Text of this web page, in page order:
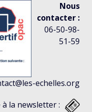
Nous
contacter :
06-50-98-
51-59
echelles.org
à la newsletter :